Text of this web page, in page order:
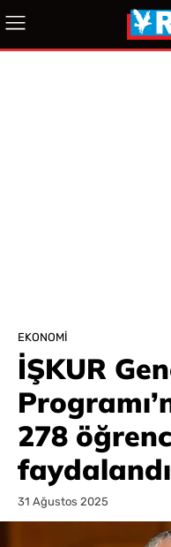
EKONOMI
İŞKUR
278
faydalandı
31 Ağustos 2025